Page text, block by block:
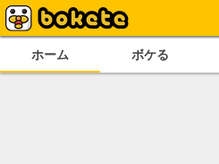
ホーム ボケる